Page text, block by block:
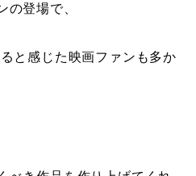
の登場で、
と感じた映画ファンも多か